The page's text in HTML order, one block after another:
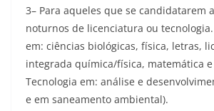
3– Para aqueles que se candidatarem
noturnos de licenciatura ou
em: ciências biológicas, física, letras,
integrada química/física, matemática
Tecnologia em: análise e
e em saneamento ambiental).